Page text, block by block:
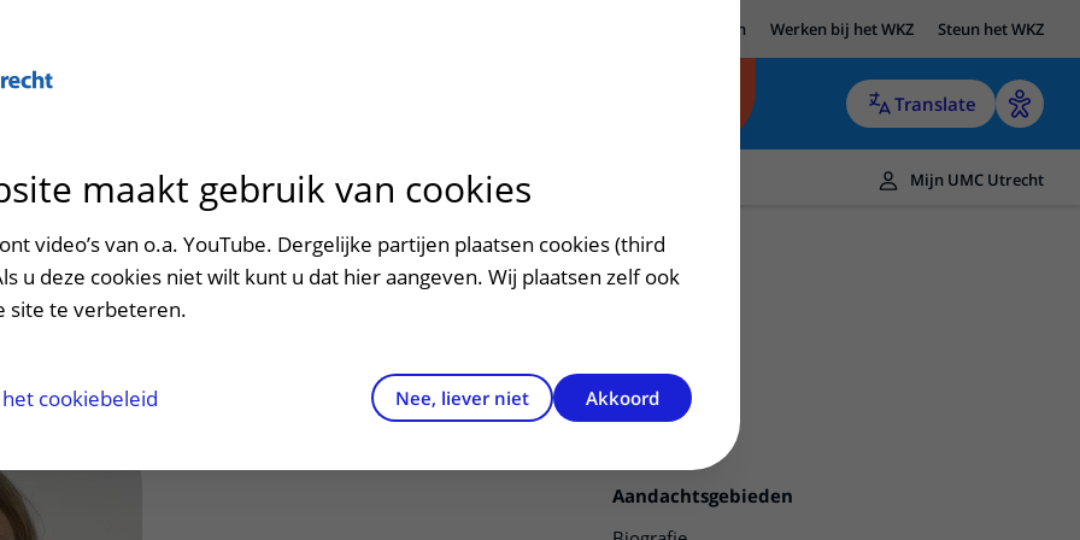
Research Werken bij het WKZ Steun het WKZ
Translate
met kinderen en ouders
en rechten
en route
en route
plattegrond
Mijn UMC Utrecht
J.M. (Jopje)
Aandachtsgebieden
maakt gebruik van cookies
video’s van o.a. YouTube. Dergelijke partijen plaatsen cookies (third
u deze cookies niet wilt kunt u dat hier aangeven. Wij plaatsen zelf ook
site te verbeteren.
cookiebeleid Nee, liever niet Akkoord